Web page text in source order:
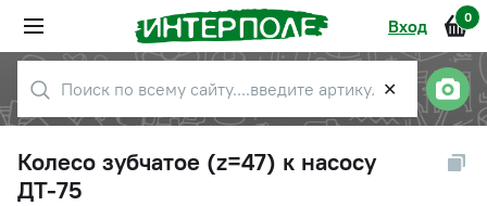
Вход 0
✕
Колесо зубчатое (z=47) к насосу
ДТ-75